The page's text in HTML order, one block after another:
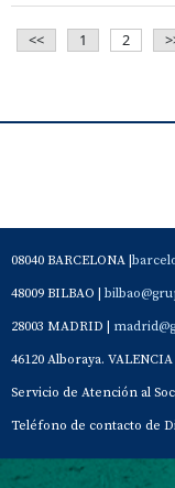
<< 1 2
08040 BARCELONA |
48009 BILBAO |
28003 MADRID |
46120 Alboraya. VALENCIA |
Servicio de Atención al
Teléfono de contacto de
Contacto Aviso Legal